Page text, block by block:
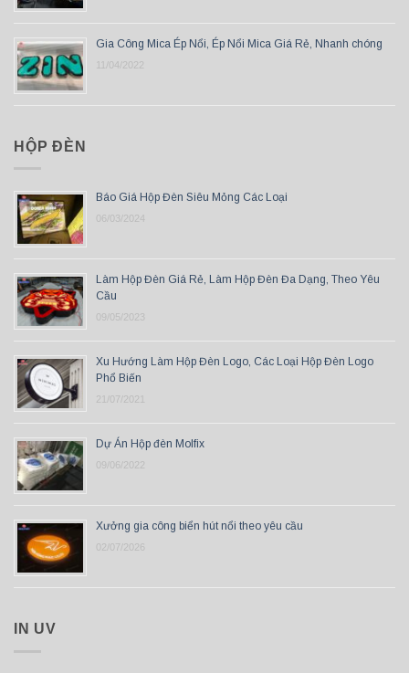
Gia Công Mica Ép Nổi, Ép Nổi Mica Giá Rẻ, Nhanh chóng
11/04/2022
HỘP ĐÈN
Báo Giá Hộp Đèn Siêu Mỏng Các Loại
06/03/2024
Làm Hộp Đèn Giá Rẻ, Làm Hộp Đèn Đa Dạng, Theo Yêu
Cầu
09/05/2023
Xu Hướng Làm Hộp Đèn Logo, Các Loại Hộp Đèn Logo
Phổ Biến
21/07/2021
Dự Án Hộp đèn Molfix
09/06/2022
Xưởng gia công biển hút nổi theo yêu cầu
02/07/2026
IN UV